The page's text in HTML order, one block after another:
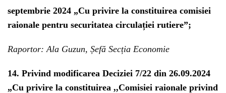
septembrie 2024 „Cu privire la constituirea comisiei
raionale pentru securitatea circulației rutiere”;
Raportor: Ala Guzun, Șefă Secția Economie
14. Privind modificarea Deciziei 7/22 din 26.09.2024
„Cu privire la constituirea ,,Comisiei raionale privind